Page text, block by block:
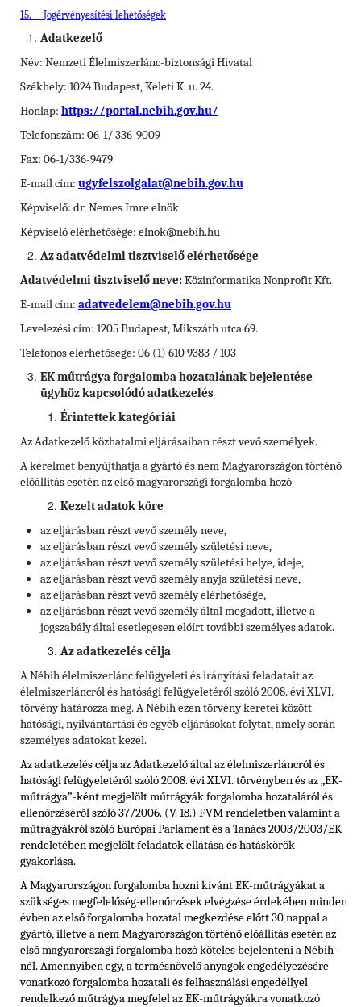
15.
Jogérvényesítési lehetőségek
Adatkezelő
Név: Nemzeti Élelmiszerlánc-biztonsági Hivatal
Székhely: 1024 Budapest, Keleti K. u. 24.
Honlap: https://portal.nebih.gov.hu/
Telefonszám: 06-1/ 336-9009
Fax: 06-1/336-9479
E-mail cím: ugyfelszolgalat@nebih.gov.hu
Képviselő: dr. Nemes Imre elnök
Képviselő elérhetősége: elnok@nebih.hu
Az adatvédelmi tisztviselő elérhetősége
Adatvédelmi tisztviselő neve:Közinformatika Nonprofit Kft.
E-mail cím: adatvedelem@nebih.gov.hu
Levelezési cím: 1205 Budapest, Mikszáth utca 69.
Telefonos elérhetősége: 06 (1) 610 9383 / 103
EK műtrágya forgalomba hozatalának bejelentése
ügyhöz kapcsolódó adatkezelés
Érintettek kategóriái
Az Adatkezelő közhatalmi eljárásaiban részt vevő személyek.
A kérelmet benyújthatja a gyártó és nem Magyarországon történő
előállítás esetén az első magyarországi forgalomba hozó
Kezelt adatok köre
az eljárásban részt vevő személy neve,
az eljárásban részt vevő személy születési neve,
az eljárásban részt vevő személy születési helye, ideje,
az eljárásban részt vevő személy anyja születési neve,
az eljárásban részt vevő személy elérhetősége,
az eljárásban részt vevő személy által megadott, illetve a
jogszabály által esetlegesen előírt további személyes adatok.
Az adatkezelés célja
A Nébih élelmiszerlánc felügyeleti és irányítási feladatait az
élelmiszerláncról és hatósági felügyeletéről szóló 2008. évi XLVI.
törvény határozza meg. A Nébih ezen törvény keretei között
hatósági, nyilvántartási és egyéb eljárásokat folytat, amely során
személyes adatokat kezel.
Az adatkezelés célja az Adatkezelő által az élelmiszerláncról és
hatósági felügyeletéről szóló 2008. évi XLVI. törvényben ésaz „EK-
műtrágya”-ként megjelölt műtrágyák forgalomba hozataláról és
ellenőrzésérőlszóló37/2006. (V. 18.) FVM rendeletben valamint a
műtrágyákról szóló Európai Parlament és a Tanács 2003/2003/EK
rendeletébenmegjelölt feladatok ellátása és hatáskörök
gyakorlása.
A Magyarországon forgalomba hozni kívánt EK-műtrágyákat a
szükséges megfelelőség-ellenőrzések elvégzése érdekében minden
évben az első forgalomba hozatal megkezdése előtt 30 nappal a
gyártó, illetve a nem Magyarországon történő előállítás esetén az
első magyarországi forgalomba hozó köteles bejelenteni a Nébih-
nél. Amennyiben egy, a termésnövelő anyagok engedélyezésére
vonatkozó forgalomba hozatali és felhasználási engedéllyel
rendelkező műtrágya megfelel az EK-műtrágyákra vonatkozó